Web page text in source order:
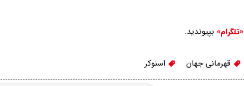
«تلگرام» بپیوندید.
قهرمانی جهان اسنوکر